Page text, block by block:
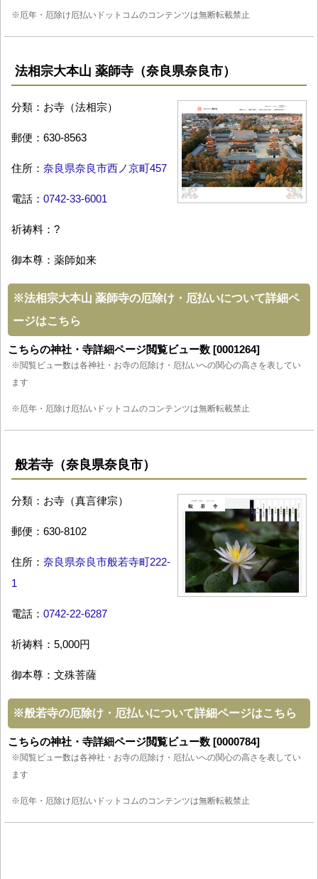
※厄年・厄除け厄払いドットコムのコンテンツは無断転載禁止
法相宗大本山 薬師寺（奈良県奈良市）
分類：お寺（法相宗）
郵便：630-8563
住所： 奈良県奈良市西ノ京町457
電話： 0742-33-6001
祈祷料：?
御本尊：薬師如来
※法相宗大本山 薬師寺の厄除け・厄払いについて詳細ペ
ージはこちら
こちらの神社・寺詳細ページ閲覧ビュー数 [0001264]
※閲覧ビュー数は各神社・お寺の厄除け・厄払いへの関心の高さを表してい
ます
※厄年・厄除け厄払いドットコムのコンテンツは無断転載禁止
般若寺（奈良県奈良市）
分類：お寺（真言律宗）
郵便：630-8102
住所： 奈良県奈良市般若寺町222-
1
電話： 0742-22-6287
祈祷料：5,000円
御本尊：文殊菩薩
※般若寺の厄除け・厄払いについて詳細ページはこちら
こちらの神社・寺詳細ページ閲覧ビュー数 [0000784]
※閲覧ビュー数は各神社・お寺の厄除け・厄払いへの関心の高さを表してい
ます
※厄年・厄除け厄払いドットコムのコンテンツは無断転載禁止